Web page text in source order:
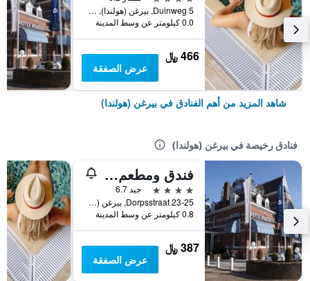
Duinweg 5, بيرغن (هولندا), مقاطعة شمال هولندا, هولندا
0.0 كيلومتر عن وسط المدينة
466 ﷼
عرض الصفقة
شاهد المزيد من أهم الفنادق في بيرغن (هولندا)
فنادق رخيصة في بيرغن (هولندا)
فندق ومطعم فليتشر ماريكه
4 نجوم
جيد 6.7
Dorpsstraat 23-25, بيرغن (هولندا), مقاطعة شمال هولندا, هولندا
0.8 كيلومتر عن وسط المدينة
387 ﷼
عرض الصفقة